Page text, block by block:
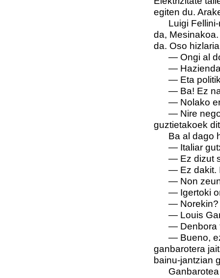
egiten du.
Luigi
da,
da. Oso
— Ongi al
—
— Eta
— Ba! Ez
— Nolako
— Nire
guztietakoek
Ba al dago
— Italiar
— Ez dizut
— Ez dakit.
— Non
— Igertoki
— Norekin?
— Louis
— Denbora
— Bueno,
ganbarotera
bainu-jantzian